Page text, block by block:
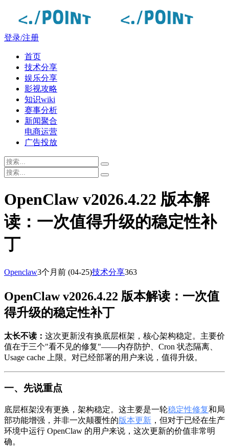
登录/注册
首页
技术分享
娱乐分享
影视攻略
知识wiki
赛事分析
新闻聚合
电商运营
广告投放
OpenClaw v2026.4.22 版本解
读：一次值得升级的稳定性补
丁
Openclaw3个月前 (04-25)技术分享363
OpenClaw v2026.4.22 版本解读：一次值
得升级的稳定性补丁
太长不读： 这次更新没有换底层框架，核心架构稳定。主要价
值在于三个"看不见的修复"——内存防护、Cron 状态隔离、
Usage cache 上限。对已经部署的用户来说，值得升级。
一、先说重点
底层框架没有更换，架构稳定。这主要是一轮稳定性修复和局
部功能增强，并非一次颠覆性的版本更新 ，但对于已经在生产
环境中运行 OpenClaw 的用户来说，这次更新的价值非常明
确。